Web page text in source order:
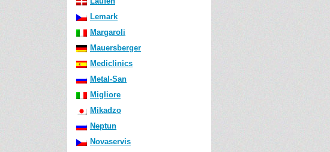
Lemark
Margaroli
Mauersberger
Mediclinics
Metal-San
Migliore
Mikadzo
Neptun
Novaservis